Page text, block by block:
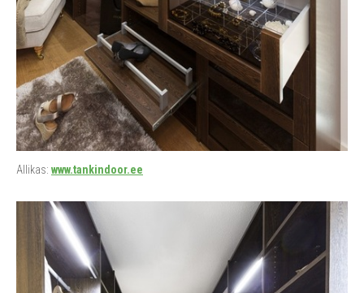
Allikas: www.tankindoor.ee